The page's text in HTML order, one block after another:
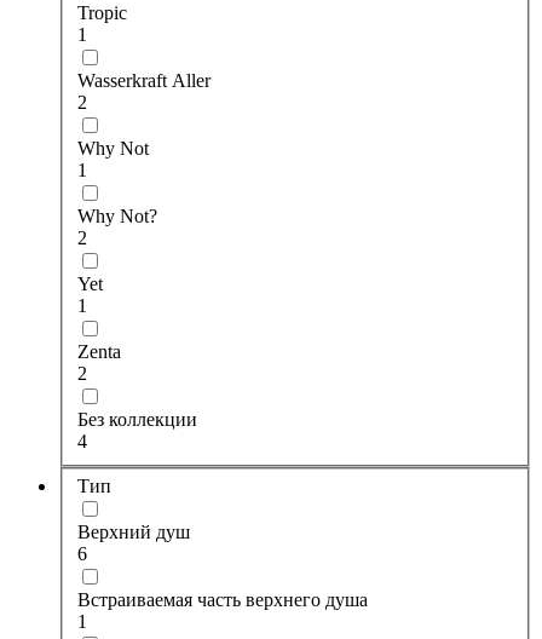
Tropic
1
Wasserkraft Aller
2
Why Not
1
Why Not?
2
Yet
1
Zenta
2
Без коллекции
4
Тип
Верхний душ
6
Встраиваемая часть верхнего душа
1